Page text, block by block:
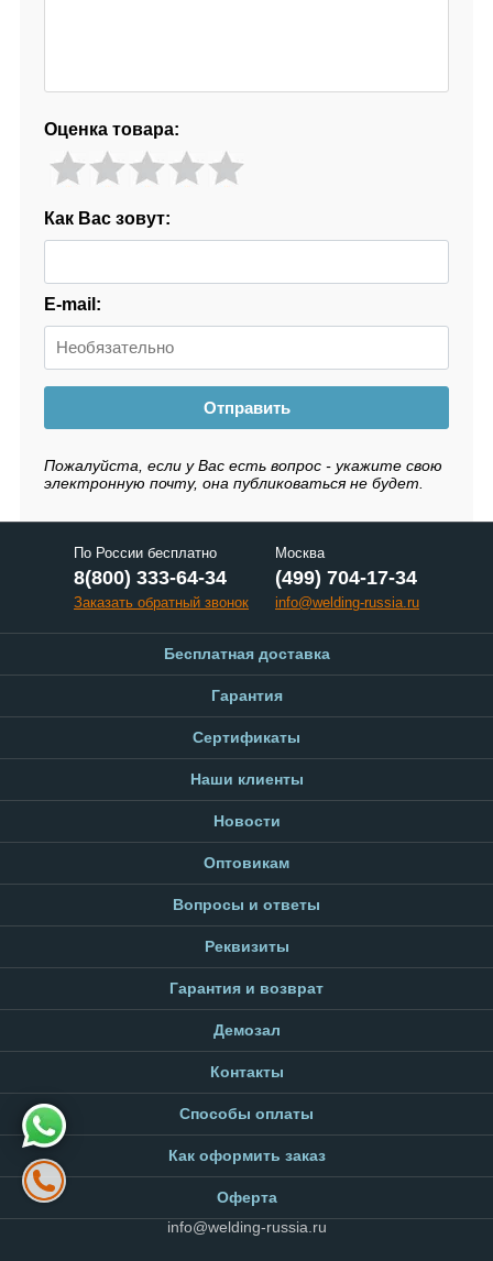
Оценка товара:
Как Вас зовут:
E-mail:
Отправить
Пожалуйста, если у Вас есть вопрос - укажите свою
электронную почту, она публиковаться не будет.
По России бесплатно
8(800) 333-64-34
Заказать обратный звонок
Москва
(499) 704-17-34
info@welding-russia.ru
Бесплатная доставка
Гарантия
Сертификаты
Наши клиенты
Новости
Оптовикам
Вопросы и ответы
Реквизиты
Гарантия и возврат
Демозал
Контакты
Способы оплаты
Как оформить заказ
Оферта
info@welding-russia.ru